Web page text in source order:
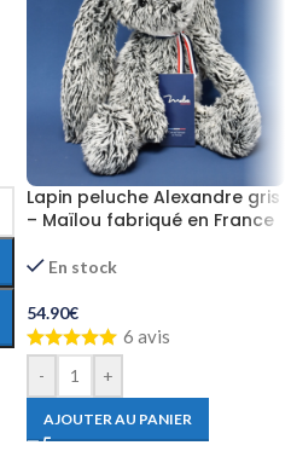
Lapin peluche Alexandre gris
– Maïlou fabriqué en France
En stock
54.90€
6 avis
- +
AJOUTER AU PANIER